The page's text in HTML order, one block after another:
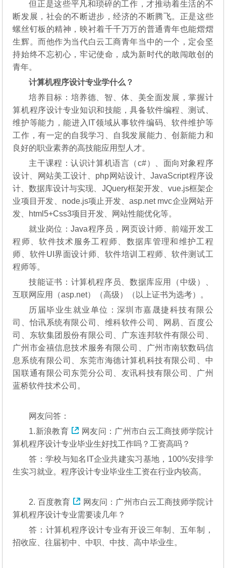
但正是这些平凡和琐碎的工作，才推动着生活的不
断发展，社会的不断进步，经济的不断腾飞。正是这些
螺丝钉板的精神，映衬着千千万万的普通青年也能熠熠
生辉。而他作为当代白云工商青年当中的一个，定会坚
持始终不忘初心，牢记使命，成为新时代的敢闯敢创的
青年。
计算机程序设计专业学什么？
培养目标：培养德、智、体、美全面发展，掌握计
算机程序设计专业知识和技能，具备软件编程、测试、
维护等能力，能进入IT领域从事软件编码、软件维护等
工作，有一定的自我学习、自我发展能力、创新能力和
良好的职业素养的高技能应用型人才。
主干课程：认识计算机语言（c#）、面向对象程序
设计、网站美工设计、php网站设计、JavaScript程序设
计、数据库设计与实现、JQuery框架开发、vue.js框架企
业项目开发、node.js项止开发、asp.net mvc企业网站开
发、html5+Css3项目开发、网站性能优化等。
就业岗位：Java程序员，网页设计师、前端开发工
程师、软件技术服务工程师、数据库管理和维护工程
师、软件UI界面设计师、软件培训工程师、软件测试工
程师等。
技能证书：计算机程序员、数据库应用（中级）、
互联网应用（asp.net）（高级）（以上证书为选考）。
历届毕业生就业单位：深圳市嘉晟捷科技有限公
司、怡讯系统有限公司、维科软件公司、网易、百度公
司、东软集团股份有限公司、广东连邦软件有限公司、
广州市金禧信息技术服务有限公司、广州市南软数码信
息系统有限公司、东莞市海德计算机科技有限公司、中
国联通有限公司东莞分公司、友讯科技有限公司、广州
蓝桥软件技术公司。
网友问答：
1.新浪教育
网友问：广州市白云工商技师学院计
算机程序设计专业毕业生好找工作吗？工资高吗？
答：学校与知名IT企业共建实习基地，100%安排学
生实习就业。程序设计专业毕业生工资在行业内较高。
2. 百度教育
网友问：广州市白云工商技师学院计
算机程序设计专业需要读几年？
答：计算机程序设计专业有开设三年制、五年制，
招收应、往届初中、中职、中技、高中毕业生。